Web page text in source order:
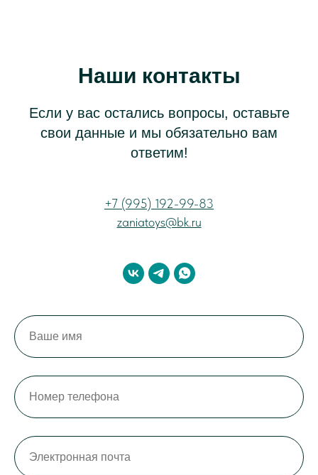
Наши контакты
Если у вас остались вопросы, оставьте
свои данные и мы обязательно вам
ответим!
+7 (995) 192-99-83
zaniatoys@bk.ru